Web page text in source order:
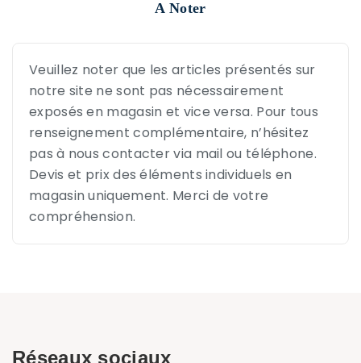
A Noter
Veuillez noter que les articles présentés sur
notre site ne sont pas nécessairement
exposés en magasin et vice versa. Pour tous
renseignement complémentaire, n’hésitez
pas à nous contacter via mail ou téléphone.
Devis et prix des éléments individuels en
magasin uniquement. Merci de votre
compréhension.
Réseaux sociaux